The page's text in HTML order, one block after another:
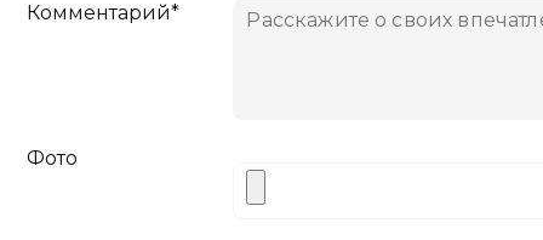
Комментарий*
Фото